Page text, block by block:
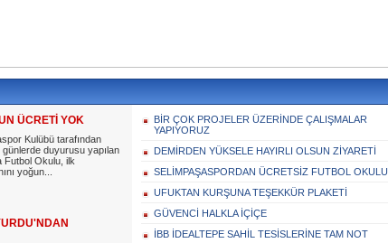
ÜCRETİ YOK
Kulübü tarafından
duyurusu yapılan
Futbol Okulu, ilk
yoğun...
BİR ÇOK PROJELER ÜZERİNDE ÇALIŞMALAR
YAPIYORUZ
DEMİRDEN YÜKSELE HAYIRLI OLSUN ZİYARETİ
SELİMPAŞASPORDAN ÜCRETSİZ FUTBOL OKULU
UFUKTAN KURŞUNA TEŞEKKÜR PLAKETİ
GÜVENCİ HALKLA İÇİÇE
İBB İDEALTEPE SAHİL TESİSLERİNE TAM NOT